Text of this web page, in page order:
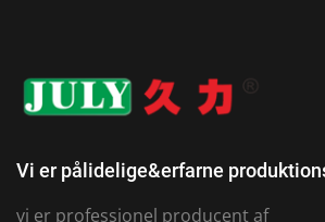
Vi er pålidelige&erfarne
vi er professionel producent af